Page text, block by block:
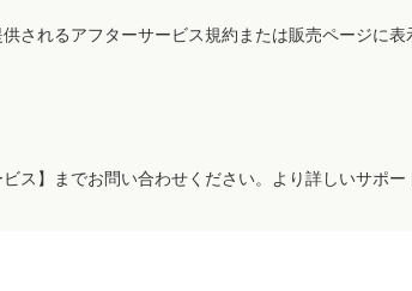
されるアフターサービス規約または販売ページに表
ス】までお問い合わせください。より詳しいサポー